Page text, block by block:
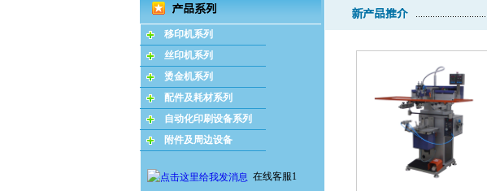
移印机系列
丝印机系列
烫金机系列
配件及耗材系列
自动化印刷设备系列
附件及周边设备
在线客服1